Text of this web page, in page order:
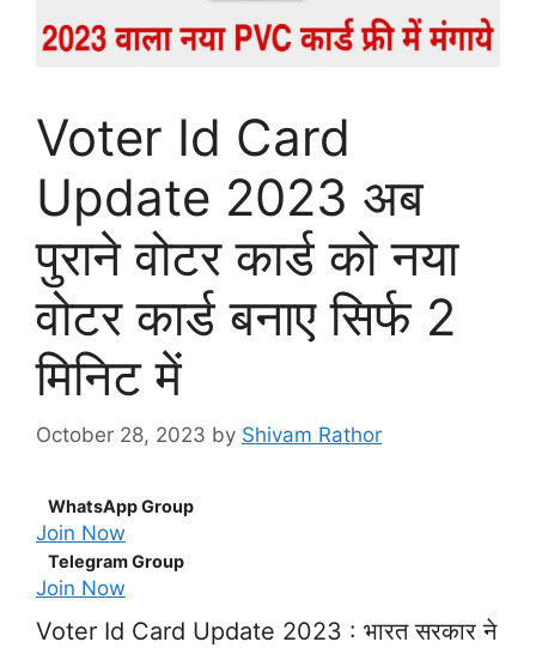
Voter Id Card
Update 2023 अब
पुराने वोटर कार्ड को नया
वोटर कार्ड बनाए सिर्फ 2
मिनिट में
October 28, 2023 by Shivam Rathor
WhatsApp Group
Join Now
Telegram Group
Join Now
Voter Id Card Update 2023 : भारत सरकार ने